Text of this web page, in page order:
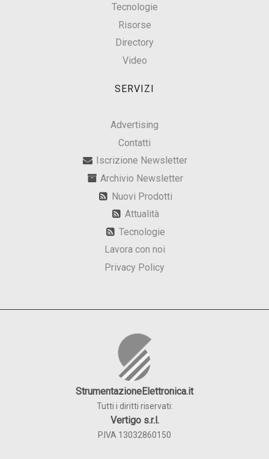
Tecnologie
Risorse
Directory
Video
SERVIZI
Advertising
Contatti
Iscrizione Newsletter
Archivio Newsletter
Nuovi Prodotti
Attualità
Tecnologie
Lavora con noi
Privacy Policy
StrumentazioneElettronica.it
Tutti i diritti riservati:
Vertigo s.r.l.
P.IVA 13032860150